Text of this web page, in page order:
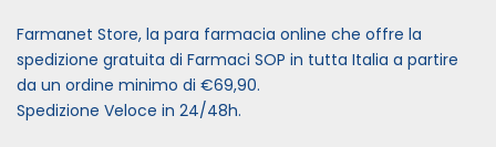
Farmanet Store, la para farmacia online che offre la
spedizione gratuita di Farmaci SOP in tutta Italia a partire
da un ordine minimo di €69,90.
Spedizione Veloce in 24/48h.